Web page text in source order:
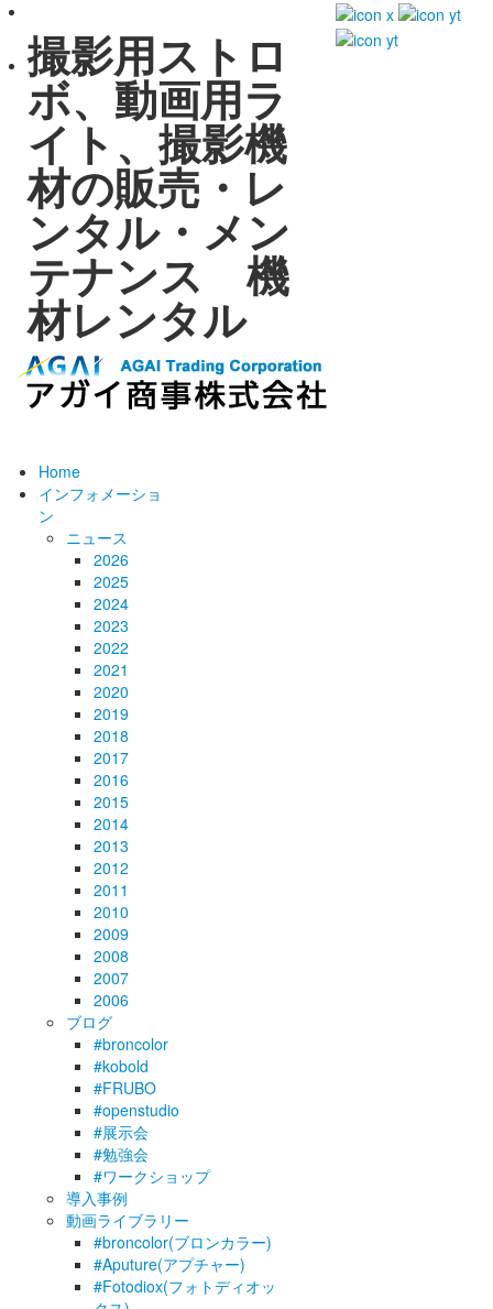
撮影用ストロ
ボ、動画用ラ
イト、撮影機
材の販売・レ
ンタル・メン
テナンス 機
材レンタル
Home
インフォメーショ
ン
ニュース
2026
2025
2024
2023
2022
2021
2020
2019
2018
2017
2016
2015
2014
2013
2012
2011
2010
2009
2008
2007
2006
ブログ
#broncolor
#kobold
#FRUBO
#openstudio
#展示会
#勉強会
#ワークショップ
導入事例
動画ライブラリー
#broncolor(ブロンカラー)
#Aputure(アプチャー)
#Fotodiox(フォトディオッ